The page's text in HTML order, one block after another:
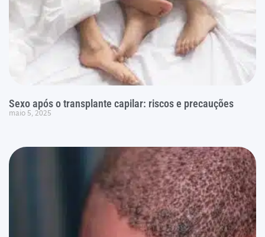
Sexo após o transplante capilar: riscos e precauções
maio 5, 2025